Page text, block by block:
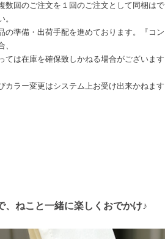
回のご注文を１回のご注文として同梱はで
準備・出荷手配を進めております。『コン
は在庫を確保致しかねる場合がございます
ラー変更はシステム上お受け出来かねます
、ねこと一緒に楽しくおでかけ♪